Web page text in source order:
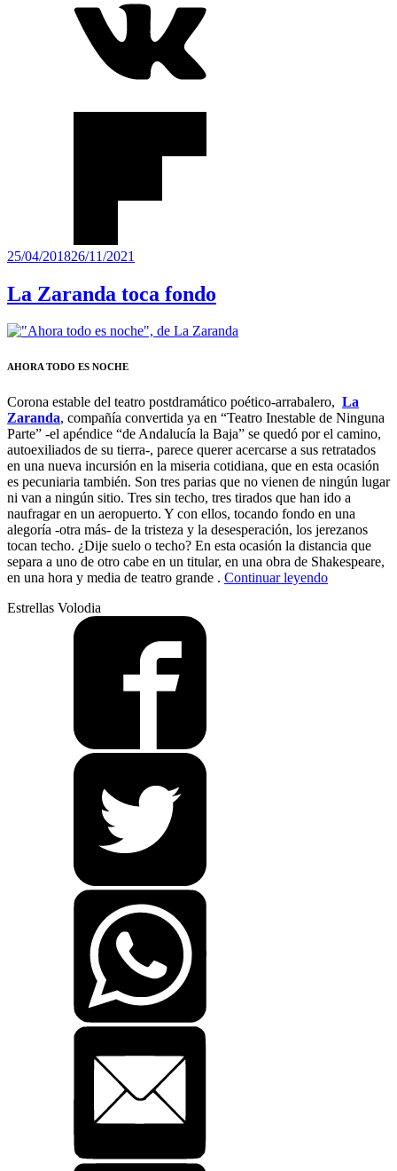
Publicado
25/04/201826/11/2021
La Zaranda toca fondo
AHORA TODO ES NOCHE
Corona estable del teatro postdramático poético-arrabalero, La
Zaranda, compañía convertida ya en “Teatro Inestable de Ninguna
Parte” -el apéndice “de Andalucía la Baja” se quedó por el camino,
autoexiliados de su tierra-, parece querer acercarse a sus retratados
en una nueva incursión en la miseria cotidiana, que en esta ocasión
es pecuniaria también. Son tres parias que no vienen de ningún lugar
ni van a ningún sitio. Tres sin techo, tres tirados que han ido a
naufragar en un aeropuerto. Y con ellos, tocando fondo en una
alegoría -otra más- de la tristeza y la desesperación, los jerezanos
tocan techo. ¿Dije suelo o techo? En esta ocasión la distancia que
separa a uno de otro cabe en un titular, en una obra de Shakespeare,
en una hora y media de teatro grande . Continuar leyendo“La
Estrellas Volodia